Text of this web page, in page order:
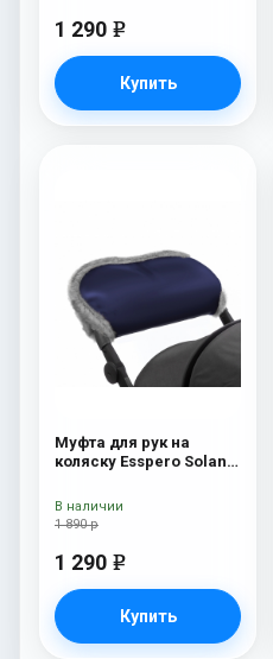
1 290 e
Купить
Муфта для рук на
коляску Esspero Solana
Deep Ocean
1 890 р
1 290 e
Купить
В наличии